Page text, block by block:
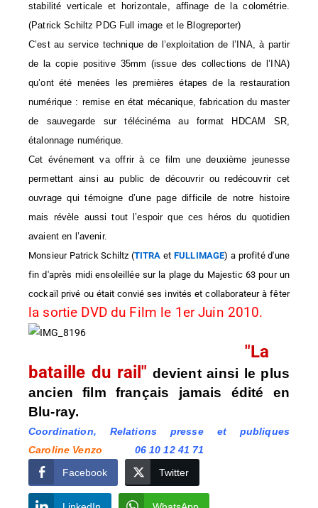
stabilité verticale et horizontale, affinage de la colométrie.
(Patrick Schiltz PDG Full image et le Blogreporter)
C’est au service technique de l’exploitation de l’INA, à partir
de la copie positive 35mm (issue des collections de l’INA)
qu’ont été menées les premières étapes de la restauration
numérique : remise en état mécanique, fabrication du master
de sauvegarde sur télécinéma au format HDCAM SR,
étalonnage numérique.
Cet événement va offrir à ce film une deuxième jeunesse
permettant ainsi au public de découvrir ou redécouvrir cet
ouvrage qui témoigne d’une page difficile de notre histoire
mais révèle aussi tout l’espoir que ces héros du quotidien
avaient en l’avenir.
Monsieur Patrick Schiltz (TITRA etFULLIMAGE) a profité d'une
fin d'après midi ensoleillée sur la plage du Majestic 63 pour un
cockaïl privé ou était convié ses invités et collaborateur à fêter
la sortie DVD du Film le 1er Juin 2010.
"La
bataille du rail" devient ainsi le plus
ancien film français jamais édité en
Blu-ray.
Coordination, Relations presse et publiques
Caroline Venzo 06 10 12 41 71
Facebook
Twitter